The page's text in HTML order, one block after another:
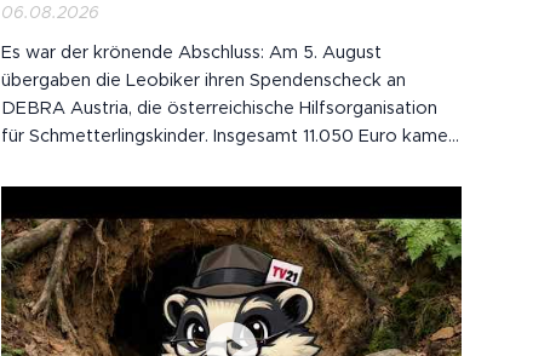
06.08.2026
Es war der krönende Abschluss: Am 5. August
übergaben die Leobiker ihren Spendenscheck an
DEBRA Austria, die österreichische Hilfsorganisation
für Schmetterlingskinder. Insgesamt 11.050 Euro kamen
Veranstaltung am 30. Mai .